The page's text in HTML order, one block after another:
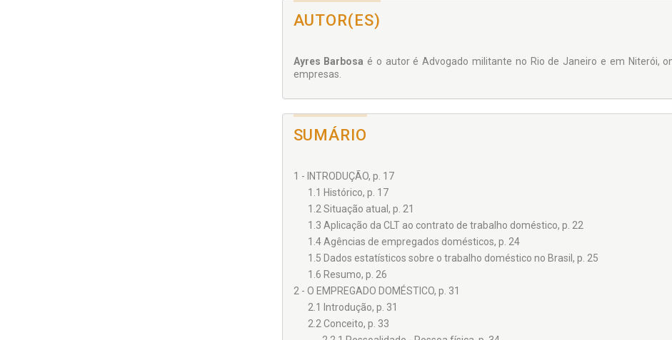
AUTOR(ES)
Ayres Barbosa é o autor é Advogado militante no Rio de Janeiro e em Niterói,
empresas.
SUMÁRIO
1 - INTRODUÇÃO, p. 17
1.1 Histórico, p. 17
1.2 Situação atual, p. 21
1.3 Aplicação da CLT ao contrato de trabalho doméstico, p. 22
1.4 Agências de empregados domésticos, p. 24
1.5 Dados estatísticos sobre o trabalho doméstico no Brasil, p. 25
1.6 Resumo, p. 26
2 - O EMPREGADO DOMÉSTICO, p. 31
2.1 Introdução, p. 31
2.2 Conceito, p. 33